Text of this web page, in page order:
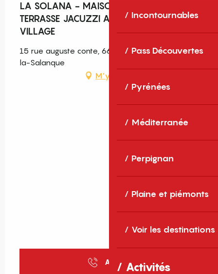
Incontournables
Pass Découvertes
Pyrénées
Méditerranée
Perpignan
Plaine et piémonts
Voir les destinations
Activités
LA SOLANA - MAISON GRANDE
TERRASSE JACUZZI AU COEUR DU
VILLAGE
15 rue auguste conte, 66250 Saint-Laurent-de-
la-Salanque
M'y rendre
Appeler